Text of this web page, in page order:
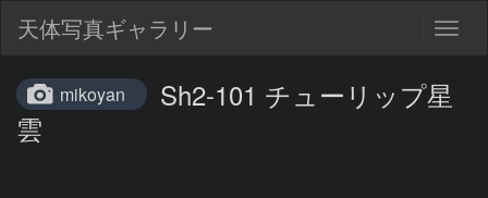
天体写真ギャラリー
mikoyan
Sh2-101 チューリップ星
雲